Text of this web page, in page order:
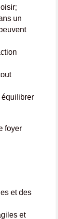
un
équilibrer
foyer
et des
et